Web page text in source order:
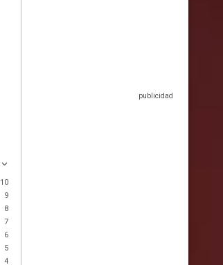
10
9
8
7
6
5
4